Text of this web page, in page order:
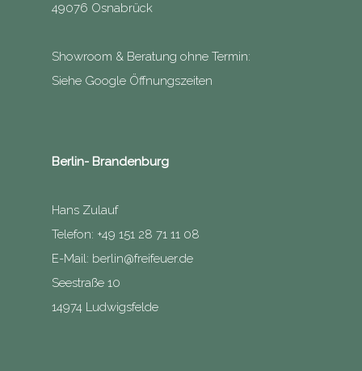
49076 Osnabrück
Showroom & Beratung ohne Termin:
Siehe Google Öffnungszeiten
Berlin- Brandenburg
Hans Zulauf
Telefon: +49 151 28 71 11 08
E-Mail: berlin@freifeuer.de
Seestraße 10
14974 Ludwigsfelde